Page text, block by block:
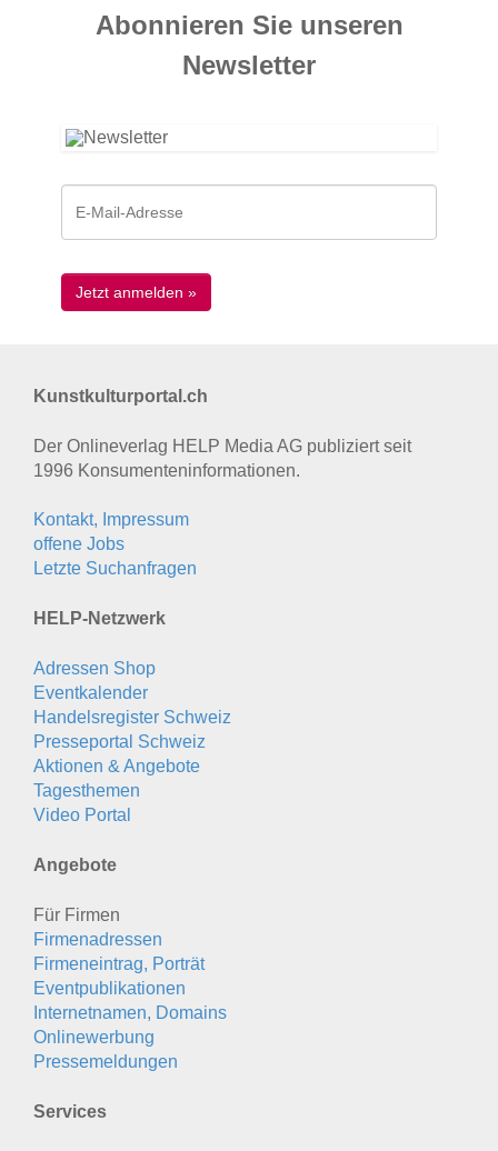
Abonnieren Sie unseren
News­letter
Kunstkulturportal.ch
Der Onlineverlag HELP Media AG publiziert seit
1996 Konsumenten­informationen.
Kontakt, Impressum
offene Jobs
Letzte Suchanfragen
HELP-Netzwerk
Adressen Shop
Eventkalender
Handelsregister Schweiz
Presseportal Schweiz
Aktionen & Angebote
Tagesthemen
Video Portal
Angebote
Für Firmen
Firmenadressen
Firmeneintrag, Porträt
Eventpublikationen
Internetnamen, Domains
Onlinewerbung
Pressemeldungen
Services